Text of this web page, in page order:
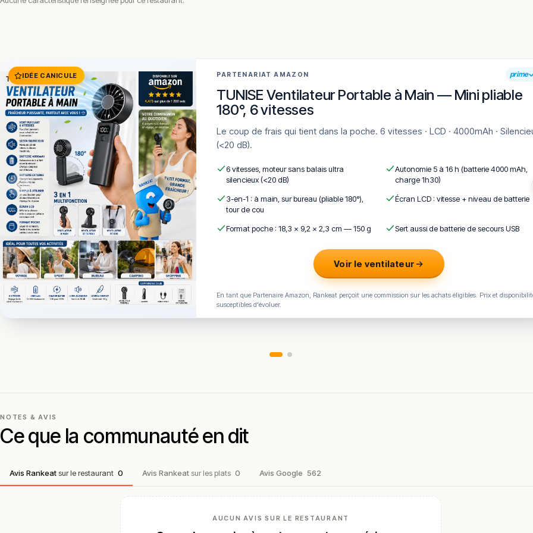
IDÉE CANICULE PARTENARIAT AMAZON prime
TUNISE Ventilateur Portable à Main — Mini pliable
180°, 6 vitesses
Le coup de frais qui tient dans la poche. 6 vitesses · LCD · 4000mAh · Silencieux
(<20 dB).
6 vitesses, moteur sans balais ultra
silencieux (<20 dB)
Autonomie 5 à 16 h (batterie 4000 mAh,
charge 1h30)
3-en-1 : à main, sur bureau (pliable 180°),
tour de cou
Écran LCD : vitesse + niveau de batterie
Format poche : 18,3 × 9,2 × 2,3 cm — 150 g Sert aussi de batterie de secours USB
Voir le ventilateur
En tant que Partenaire Amazon, Rankeat perçoit une commission sur les achats éligibles. Prix et
susceptibles d'évoluer.
NOTES & AVIS
Ce que la communauté en dit
Avis Rankeatsur le restaurant 0 Avis Rankeat sur les plats 0 Avis Google 562
AUCUN AVIS SUR LE RESTAURANT